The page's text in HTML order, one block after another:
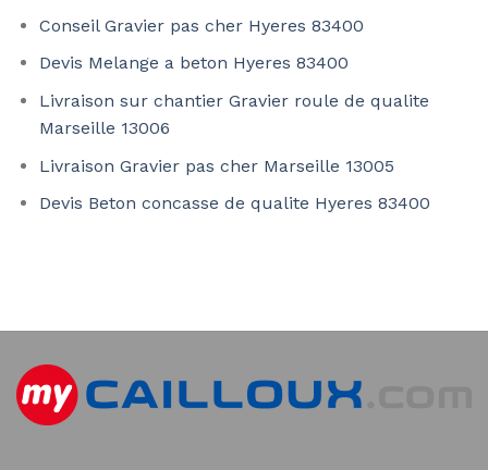
Conseil Gravier pas cher Hyeres 83400
Devis Melange a beton Hyeres 83400
Livraison sur chantier Gravier roule de qualite
Marseille 13006
Livraison Gravier pas cher Marseille 13005
Devis Beton concasse de qualite Hyeres 83400